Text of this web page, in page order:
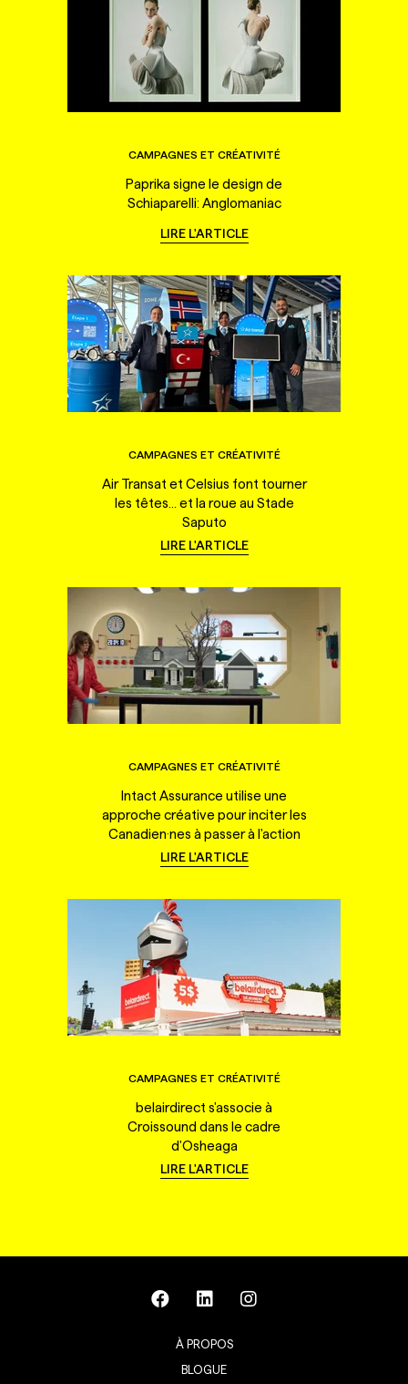
CAMPAGNES ET CRÉATIVITÉ
Paprika signe le design de
Schiaparelli: Anglomaniac
LIRE L'ARTICLE
CAMPAGNES ET CRÉATIVITÉ
Air Transat et Celsius font tourner
les têtes... et la roue au Stade
Saputo
LIRE L'ARTICLE
CAMPAGNES ET CRÉATIVITÉ
Intact Assurance utilise une
approche créative pour inciter les
Canadien·nes à passer à l'action
LIRE L'ARTICLE
CAMPAGNES ET CRÉATIVITÉ
belairdirect s'associe à
Croissound dans le cadre
d'Osheaga
LIRE L'ARTICLE
À PROPOS
BLOGUE